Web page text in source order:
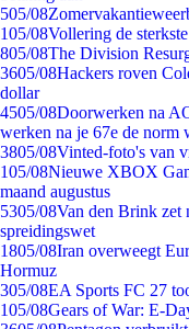
505/08
105/08Vollering de
805/08The Division
3605/08Hackers roven
dollar
4505/08Doorwerken na
werken na je 67e de norm
3805/08Vinted-foto's van
105/08Nieuwe XBOX
maand augustus
5305/08Van den Brink zet
spreidingswet
1805/08Iran overweegt
Hormuz
305/08EA Sports FC 27
105/08Gears of War: E-